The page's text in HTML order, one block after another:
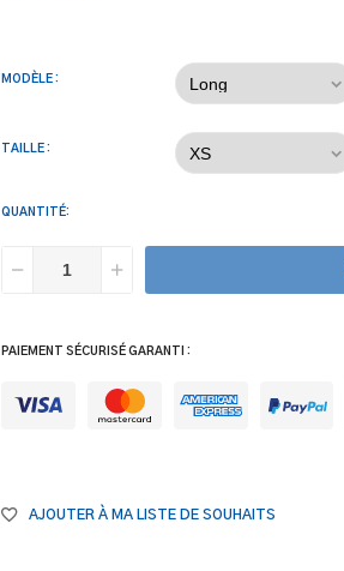
MODÈLE :
TAILLE :
QUANTITÉ:
PAIEMENT SÉCURISÉ GARANTI :
AJOUTER À MA LISTE DE SOUHAITS